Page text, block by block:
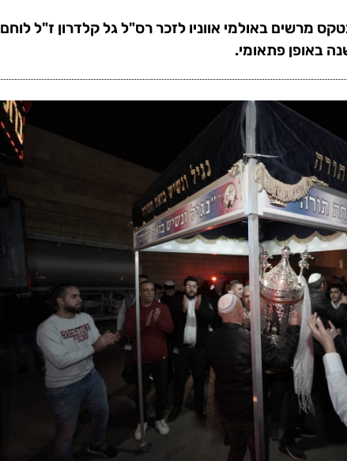
מרשים באולמי אווניו לזכר רס"ל גל קלדרון ז"ל לוחם
באופן פתאומי.